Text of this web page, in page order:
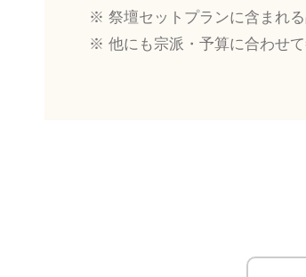
祭壇セットプランに含まれ
他にも宗派・予算に合わせ